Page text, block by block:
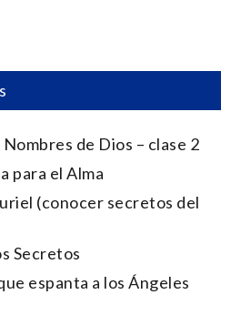
de Dios – clase 2
para el Alma
(conocer secretos del
Secretos
espanta a los Ángeles